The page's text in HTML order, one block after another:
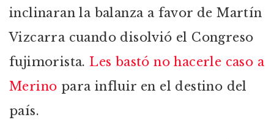
inclinaran la balanza a favor de Martín
Vizcarra cuando disolvió el Congreso
fujimorista.Les bastó no hacerle caso a
Merino para influir en el destino del
país.